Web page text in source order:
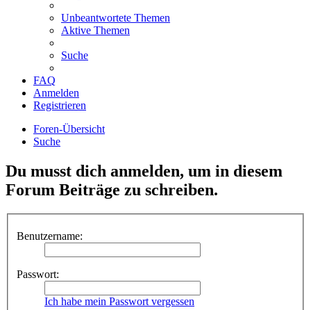
Unbeantwortete Themen
Aktive Themen
Suche
FAQ
Anmelden
Registrieren
Foren-Übersicht
Suche
Du musst dich anmelden, um in diesem
Forum Beiträge zu schreiben.
Benutzername:
Passwort:
Ich habe mein Passwort vergessen